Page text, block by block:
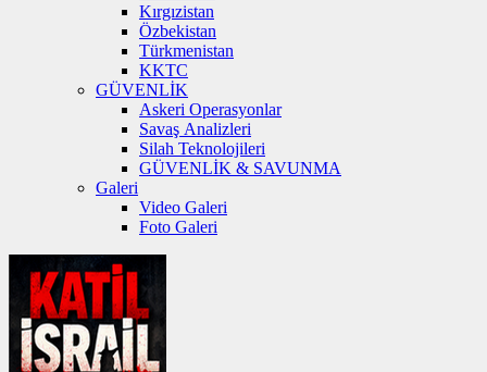
Kırgızistan
Özbekistan
Türkmenistan
KKTC
GÜVENLİK
Askeri Operasyonlar
Savaş Analizleri
Silah Teknolojileri
GÜVENLİK & SAVUNMA
Galeri
Video Galeri
Foto Galeri